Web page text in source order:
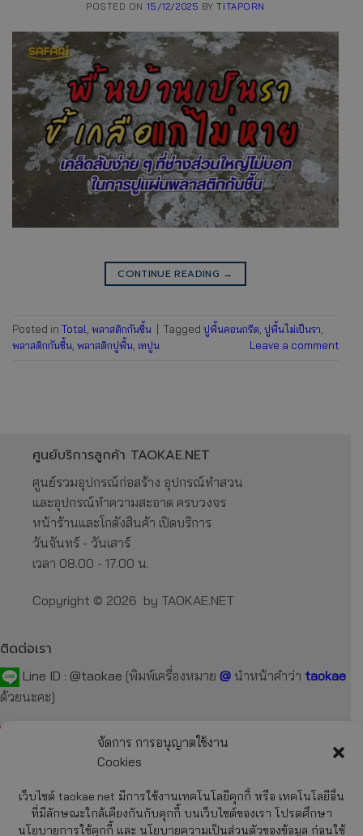
จัดการ การอนุญาตใช้งาน
Cookies
เว็บไซต์ taokae.net มีการใช้งานเทคโนโลยีคุกกี้ หรือ เทคโนโลยีอื่น
ที่มีลักษณะใกล้เคียงกันกับคุกกี้ บนเว็บไซต์ของเรา โปรดศึกษา
นโยบายการใช้คุกกี้ และ นโยบายความเป็นส่วนตัวของข้อมูล ก่อนใช้
POSTED ON 15/12/2025 BYTITAPORN
CONTINUE READING →
Posted in Total, พลาสติกกันชื้น Tagged ปูพื้นคอนกรีต, ปูพื้นไม่เป็นรา,
พลาสติกกันชื้น, พลาสติกปูพื้น, เทปูน Leave a comment
ศูนย์บริการลูกค้า TAOKAE.NET
ศูนย์รวมอุปกรณ์ก่อสร้าง อุปกรณ์ทำสวน
และอุปกรณ์ทำความสะอาด ครบวงจร
หน้าร้านและโกดังสินค้า เปิดบริการ
วันจันทร์ - วันเสาร์
เวลา 08.00 - 17.00 น.
Copyright © 2026 by TAOKAE.NET
ติดต่อเรา
Line ID : @taokae [พิมพ์เครื่องหมาย @ นำหน้าคำว่า taokae
ด้วยนะคะ]
092-872-7229 099-131-3129
taokae.net@gmail.com
Fax : 02-054-4244